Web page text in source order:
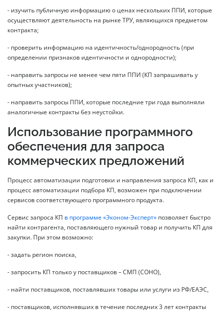
- изучить публичную информацию о ценах нескольких ППИ, которые
осуществляют деятельность на рынке ТРУ, являющихся предметом
контракта;
- проверить информацию на идентичность/однородность (при
определении признаков идентичности и однородности);
- направить запросы не менее чем пяти ППИ (КП запрашивать у
опытных участников);
- направить запросы ППИ, которые последние три года выполняли
аналогичные контракты без неустойки.
Использование программного
обеспечения для запроса
коммерческих предложений
Процесс автоматизации подготовки и направления запроса КП, как и
процесс автоматизации подбора КП, возможен при подключении
сервисов соответствующего программного продукта.
Сервис запроса КП в программе «Эконом-Эксперт» позволяет быстро
найти контрагента, поставляющего нужный товар и получить КП для
закупки. При этом возможно:
- задать регион поиска,
- запросить КП только у поставщиков – СМП (СОНО),
- найти поставщиков, поставлявших товары или услуги из РФ/ЕАЭС,
- поставщиков, исполнявших в течение последних 3 лет контракты